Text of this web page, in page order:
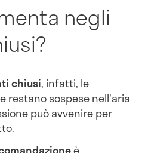
negli
chiusi, infatti, le
restano sospese nell'aria
può avvenire per